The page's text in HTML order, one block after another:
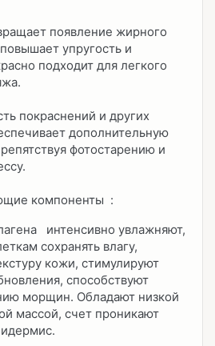
появление жирного
упругость и
подходит для легкого
покраснений и других
дополнительную
фотостарению и
компоненты :
интенсивно увлажняют,
сохранять влагу,
кожи, стимулируют
способствуют
морщин. Обладают низкой
массой, счет проникают